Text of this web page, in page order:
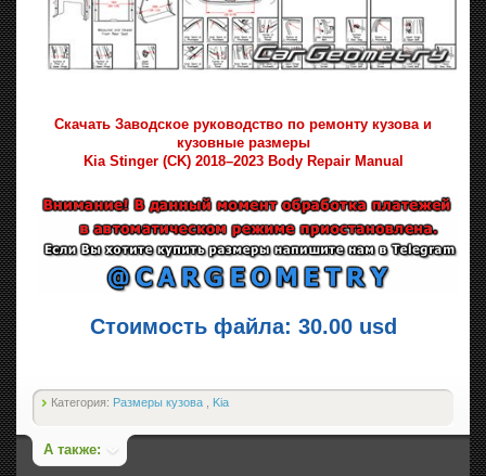
Скачать Заводское руководство по ремонту кузова и
кузовные размеры
Kia Stinger (CK) 2018–2023 Body Repair Manual
Стоимость файла: 30.00 usd
Категория: Размеры кузова Kia
А также: